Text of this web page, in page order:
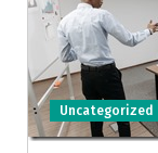
Uncategorized